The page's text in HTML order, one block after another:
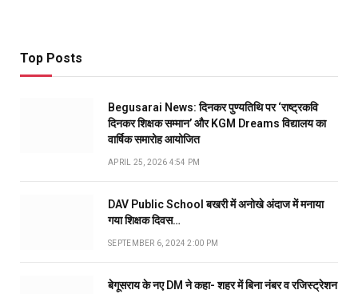
Top Posts
Begusarai News: दिनकर पुण्यतिथि पर ‘राष्ट्रकवि
दिनकर शिक्षक सम्मान’ और KGM Dreams विद्यालय का
वार्षिक समारोह आयोजित
APRIL 25, 2026 4:54 PM
DAV Public School बखरी में अनोखे अंदाज में मनाया
गया शिक्षक दिवस…
SEPTEMBER 6, 2024 2:00 PM
बेगूसराय के नए DM ने कहा- शहर में बिना नंबर व रजिस्ट्रेशन